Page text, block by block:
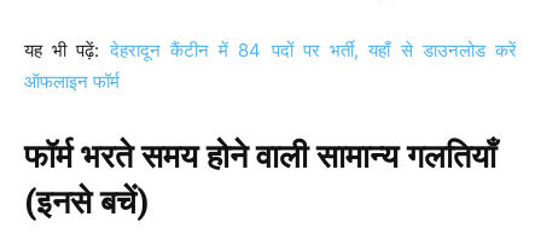
यह भी पढ़ें:देहरादून कैंटीन में 84 पदों पर भर्ती, यहाँ से डाउनलोड करें
ऑफलाइन फॉर्म
फॉर्म भरते समय होने वाली सामान्य गलतियाँ
(इनसे बचें)